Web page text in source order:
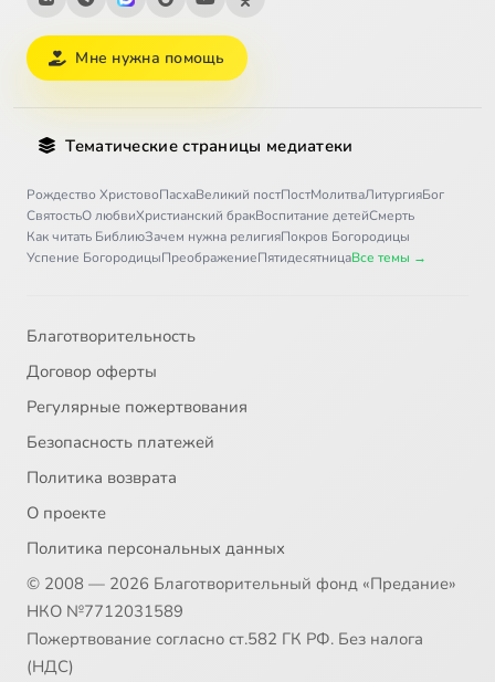
Мне нужна помощь
Тематические страницы медиатеки
Рождество ХристовоПасхаВеликий постПостМолитваЛитургияБог
СвятостьО любвиХристианский бракВоспитание детейСмерть
Как читать БиблиюЗачем нужна религияПокров Богородицы
Успение БогородицыПреображениеПятидесятницаВсе темы →
Благотворительность
Договор оферты
Регулярные пожертвования
Безопасность платежей
Политика возврата
О проекте
Политика персональных данных
© 2008 — 2026 Благотворительный фонд «Предание»
НКО №7712031589
Пожертвование согласно ст.582 ГК РФ. Без налога
(НДС)